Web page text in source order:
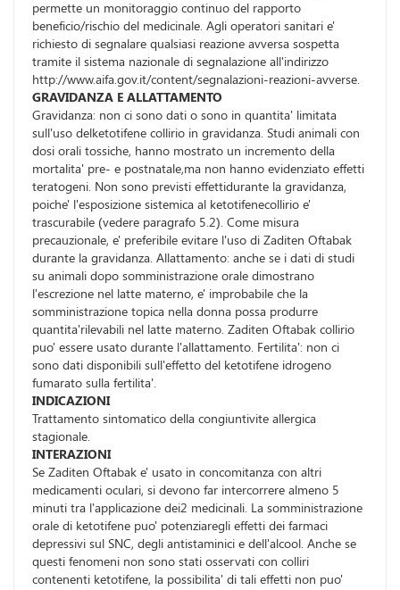
permette un monitoraggio continuo del rapporto
beneficio/rischio del medicinale. Agli operatori sanitari e'
richiesto di segnalare qualsiasi reazione avversa sospetta
tramite il sistema nazionale di segnalazione all'indirizzo
http://www.aifa.gov.it/content/segnalazioni-reazioni-avverse.
GRAVIDANZA E ALLATTAMENTO
Gravidanza: non ci sono dati o sono in quantita' limitata
sull'uso delketotifene collirio in gravidanza. Studi animali con
dosi orali tossiche, hanno mostrato un incremento della
mortalita' pre- e postnatale,ma non hanno evidenziato effetti
teratogeni. Non sono previsti effettidurante la gravidanza,
poiche' l'esposizione sistemica al ketotifenecollirio e'
trascurabile (vedere paragrafo 5.2). Come misura
precauzionale, e' preferibile evitare l'uso di Zaditen Oftabak
durante la gravidanza. Allattamento: anche se i dati di studi
su animali dopo somministrazione orale dimostrano
l'escrezione nel latte materno, e' improbabile che la
somministrazione topica nella donna possa produrre
quantita'rilevabili nel latte materno. Zaditen Oftabak collirio
puo' essere usato durante l'allattamento. Fertilita': non ci
sono dati disponibili sull'effetto del ketotifene idrogeno
fumarato sulla fertilita'.
INDICAZIONI
Trattamento sintomatico della congiuntivite allergica
stagionale.
INTERAZIONI
Se Zaditen Oftabak e' usato in concomitanza con altri
medicamenti oculari, si devono far intercorrere almeno 5
minuti tra l'applicazione dei2 medicinali. La somministrazione
orale di ketotifene puo' potenziaregli effetti dei farmaci
depressivi sul SNC, degli antistaminici e dell'alcool. Anche se
questi fenomeni non sono stati osservati con colliri
contenenti ketotifene, la possibilita' di tali effetti non puo'